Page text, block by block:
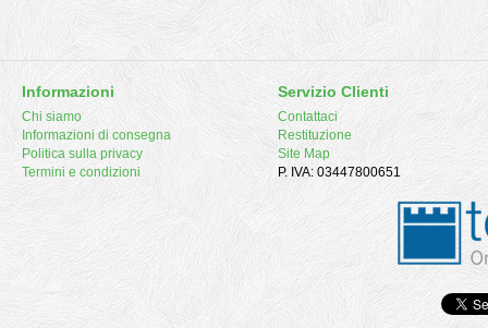
Informazioni
Chi siamo
Informazioni di consegna
Politica sulla privacy
Termini e condizioni
Servizio Clienti
Contattaci
Restituzione
Site Map
P. IVA: 03447800651